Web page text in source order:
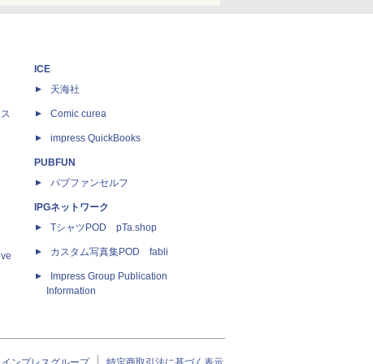
ICE
天海社
Comic curea
impress QuickBooks
PUBFUN
パブファンセルフ
IPGネットワーク
TシャツPOD pTa.shop
カスタム写真集POD fabli
Impress Group Publication
Information